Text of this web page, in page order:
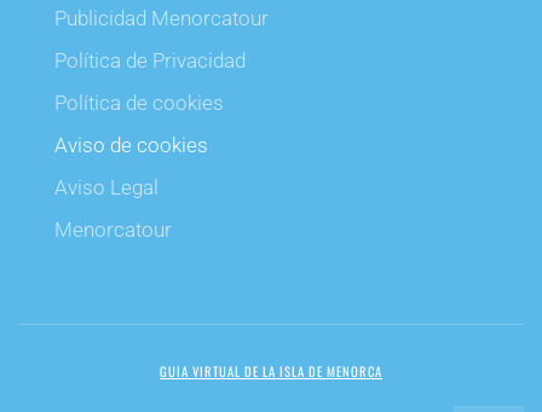
Publicidad Menorcatour
Política de Privacidad
Política de cookies
Aviso de cookies
Aviso Legal
Menorcatour
GUIA VIRTUAL DE LA ISLA DE MENORCA